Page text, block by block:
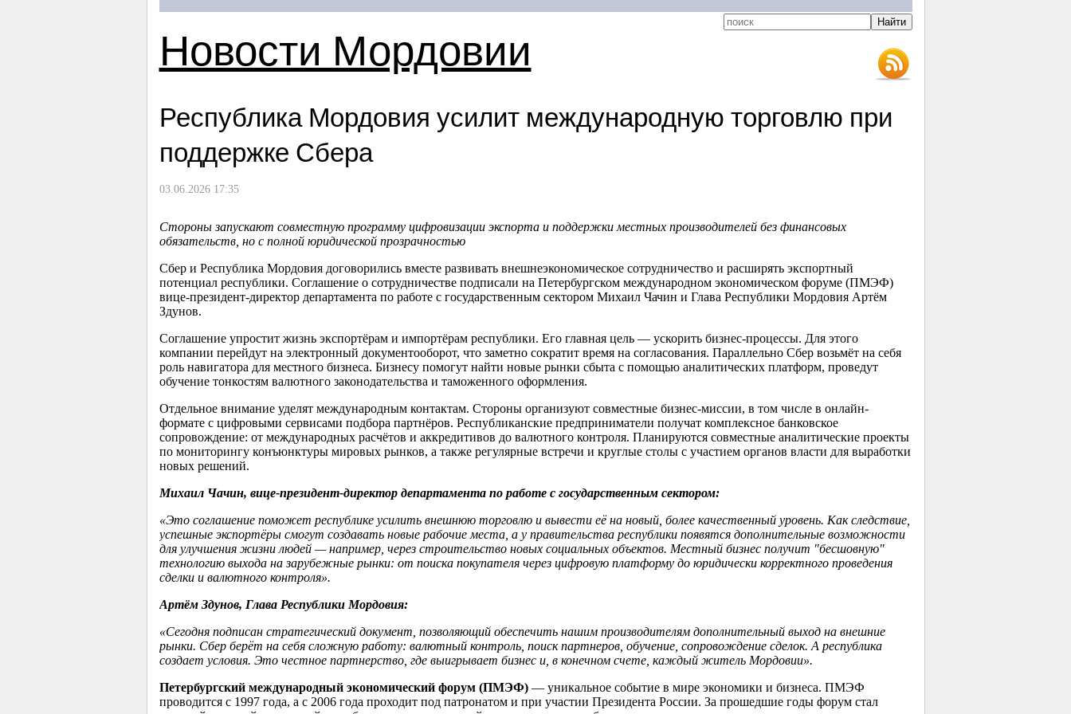
Новости Мордовии
Республика Мордовия усилит международную торговлю при
поддержке Сбера
03.06.2026 17:35
Стороны запускают совместную программу цифровизацииэкспорта и поддержки местных производителей без финансовых
обязательств, но с полной юридической прозрачностью
Сбер и Республика Мордовия договорились вместе развивать внешнеэкономическое сотрудничество и расширять экспортный
потенциал республики. Соглашение о сотрудничестве подписали на Петербургском международном экономическом форуме (ПМЭФ)
вице-президент-директор департамента по работе с государственным сектором Михаил Чачин и Глава Республики Мордовия Артём
Здунов.
Соглашение упростит жизнь экспортёрам и импортёрам республики. Его главная цель — ускорить бизнес-процессы. Для этого
компании перейдут на электронный документооборот, что заметно сократит время на согласования. Параллельно Сбер возьмёт на себя
роль навигатора для местного бизнеса. Бизнесу помогут найти новые рынки сбыта с помощью аналитических платформ, проведут
обучение тонкостям валютного законодательства и таможенного оформления.
Отдельное внимание уделят международным контактам. Стороны организуют совместные бизнес-миссии, в том числе в онлайн-
формате с цифровыми сервисами подбора партнёров. Республиканские предприниматели получат комплексное банковское
сопровождение: от международных расчётов и аккредитивов до валютного контроля. Планируются совместные аналитические проекты
по мониторингу конъюнктуры мировых рынков, а также регулярные встречи и круглые столы с участием органов власти для выработки
новых решений.
Михаил Чачин, вице-президент-директор департамента по работе с государственным сектором:
«Это соглашение поможет республике усилить внешнюю торговлю и вывести её на новый, более качественный уровень. Как следствие,
успешные экспортёры смогут создавать новые рабочие места, а у правительства республики появятся дополнительные возможности
для улучшенияжизни людей — например, через строительство новых социальных объектов. Местный бизнес получит "бесшовную"
технологию выхода на зарубежные рынки: от поиска покупателя через цифровую платформу до юридически корректного проведения
сделки и валютного контроля».
Артём Здунов, Глава Республики Мордовия:
«Сегодня подписан стратегический документ, позволяющий обеспечить нашим производителям дополнительный выход на внешние
рынки. Сберберёт на себя сложную работу: валютный контроль, поиск партнеров, обучение, сопровождение сделок. А республика
создает условия. Это честное партнерство, где выигрывает бизнес и, в конечном счете, каждый житель Мордовии».
Петербургский международный экономический форум (ПМЭФ)— уникальное событие в мире экономики и бизнеса. ПМЭФ
проводится с 1997 года, а с 2006 года проходит под патронатом и при участии Президента России. За прошедшие годы форум стал